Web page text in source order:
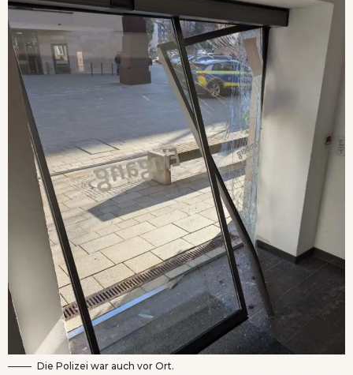
Die Polizei war auch vor Ort.